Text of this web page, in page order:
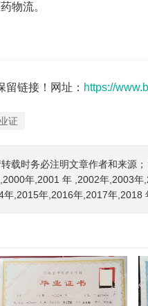
物流。
留链接！网址： https://
证
载时务必注明文章作者和来源
年,2001 年 ,2002年,2003
,2015年,2016年,2017年,2018